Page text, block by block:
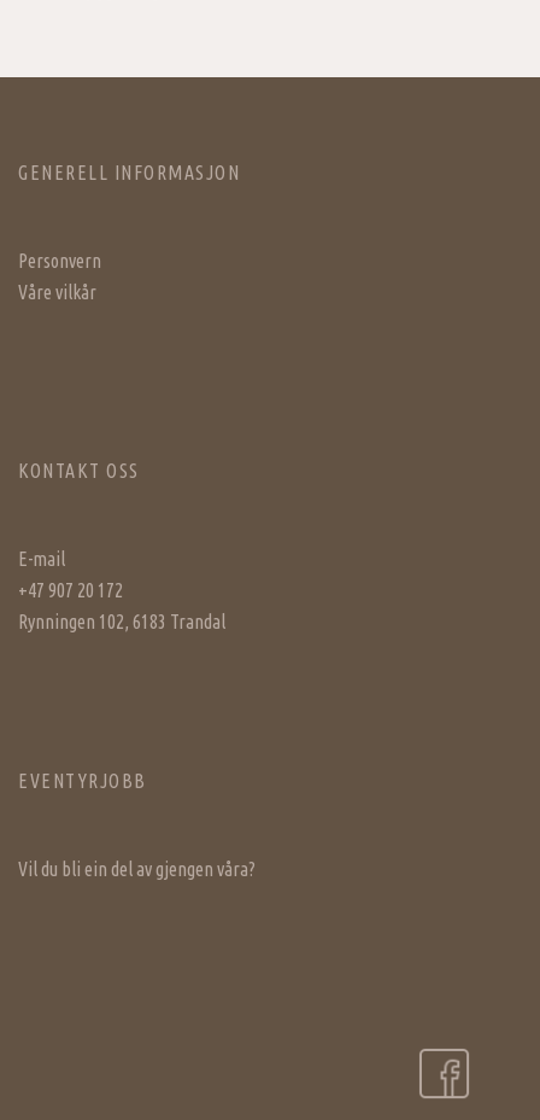
GENERELL INFORMASJON
Personvern
Våre vilkår
KONTAKT OSS
E-mail
+47 907 20 172
Rynningen 102, 6183 Trandal
EVENTYRJOBB
Vil du bli ein del av gjengen våra?